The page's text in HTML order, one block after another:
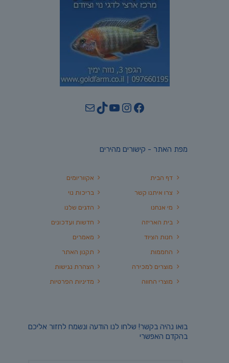
Facebook
Instagram
YouTube
TikTok
Mail
מפת האתר - קישורים מהירים
אקווריומים
בריכות נוי
הדגים שלנו
חדשות ועדכונים
מאמרים
תקנון האתר
הצהרת נגישות
מדיניות הפרטיות
דף הבית
צרו איתנו קשר
מי אנחנו
בית האריזה
חנות הציוד
החממות
מוצרים למכירה
מוצרי החווה
בואו נהיה בקשר! שלחו לנו הודעה ונשמח לחזור אליכם
בהקדם האפשרי